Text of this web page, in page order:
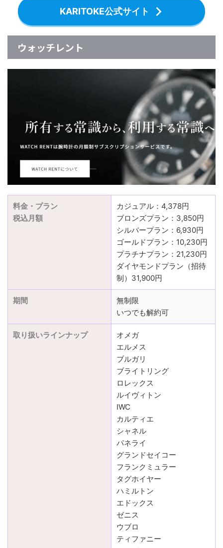
KARITOKE公式サイト
ウォッチレント
料金・プラン
税込月額
カジュアル：4,378円
ブロンズプラン：3,850円
シルバープラン：6,930円
ゴールドプラン：10,230円
プラチナプラン：21,230円
ダイヤモンドプラン（招待
制）31,900円
期間
無制限
いつでも解約可
取り扱いラインナップ
オメガ
エルメス
ブルガリ
ブライトリング
ロレックス
ルイヴィトン
IWC
カルティエ
シャネル
パネライ
グランドセイコー
フランクミュラー
タグホイヤー
ハミルトン
エドックス
ゼニス
ウブロ
ティファニー